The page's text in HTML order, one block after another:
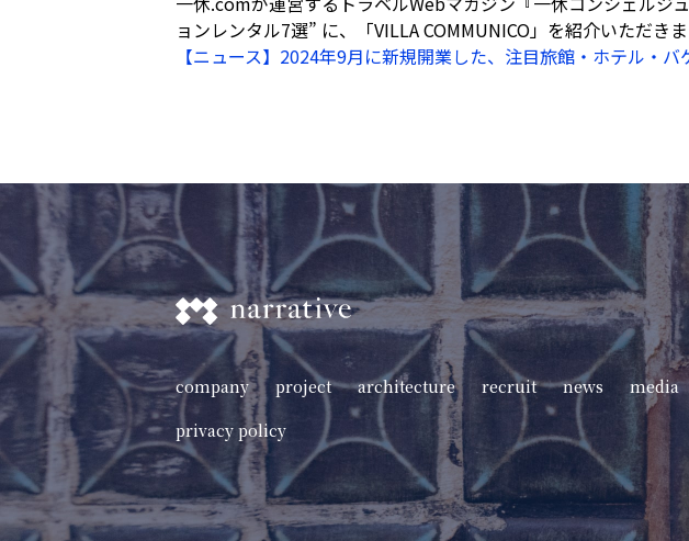
ョンレンタル7選” に、「VILLA COMMUNICO」を紹介いただきま
【ニュース】2024年9月に新規開業した、注目旅館・ホテル・
company project architecture recruit news media
privacy policy